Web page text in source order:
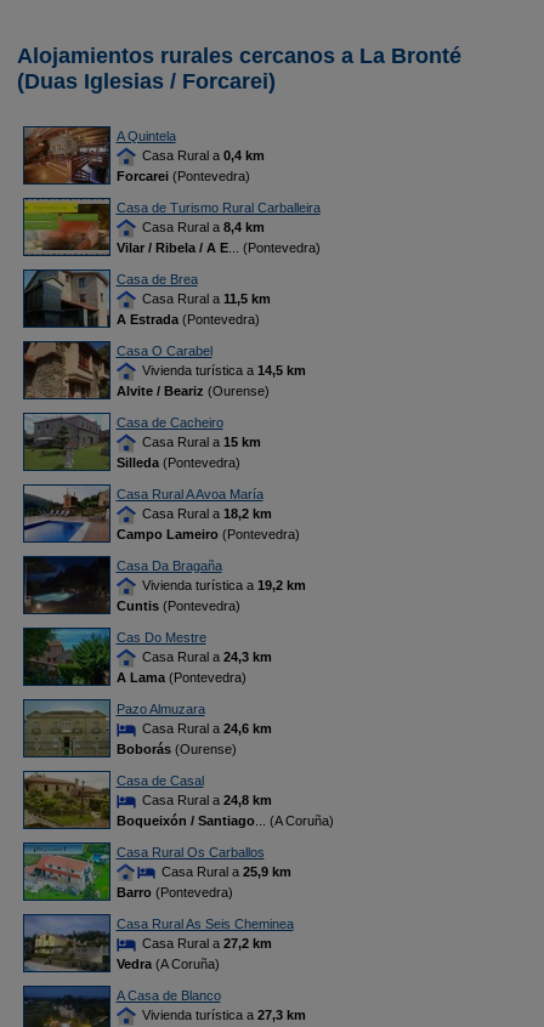
Alojamientos rurales cercanos a La Bronté
(Duas Iglesias / Forcarei)
A Quintela
Casa Rural a 0,4 km
Forcarei(Pontevedra)
Casa de Turismo Rural Carballeira
Casa Rural a 8,4 km
Vilar / Ribela / A E... (Pontevedra)
Casa de Brea
Casa Rural a 11,5 km
A Estrada(Pontevedra)
Casa O Carabel
Vivienda turística a 14,5 km
Alvite / Beariz (Ourense)
Casa de Cacheiro
Casa Rural a 15 km
Silleda(Pontevedra)
Casa Rural A Avoa María
Casa Rural a 18,2 km
Campo Lameiro(Pontevedra)
Casa Da Bragaña
Vivienda turística a 19,2 km
Cuntis(Pontevedra)
Cas Do Mestre
Casa Rural a 24,3 km
A Lama(Pontevedra)
Pazo Almuzara
Casa Rural a 24,6 km
Boborás(Ourense)
Casa de Casal
Casa Rural a 24,8 km
Boqueixón / Santiago... (A Coruña)
Casa Rural Os Carballos
Casa Rural a 25,9 km
Barro(Pontevedra)
Casa Rural As Seis Cheminea
Casa Rural a 27,2 km
Vedra(A Coruña)
A Casa de Blanco
Vivienda turística a 27,3 km